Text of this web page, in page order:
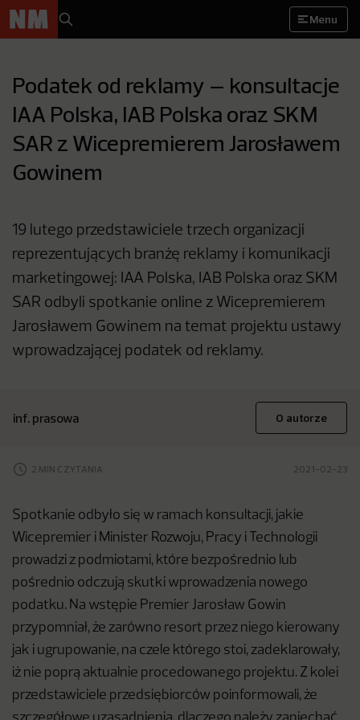
Menu
Podatek od reklamy – konsultacje
IAA Polska, IAB Polska oraz SKM
SAR z Wicepremierem Jarosławem
Gowinem
19 lutego przedstawiciele trzech organizacji
reprezentujących branżę reklamy i komunikacji
marketingowej: IAA Polska, IAB Polska oraz SKM
SAR odbyli spotkanie online z Wicepremierem
Jarosławem Gowinem na temat projektu ustawy
wprowadzającej podatek od reklamy.
inf. prasowa O autorze
2 MIN CZYTANIA 2021-02-23
Spotkanie odbyło się w ramach konsultacji, jakie
Wicepremier i Minister Rozwoju, Pracy i Technologii
prowadzi z podmiotami, które bezpośrednio lub
pośrednio odczują skutki wprowadzenia nowego
podatku. Na wstępie Premier Jarosław Gowin
przypomniał, że zarówno resort przez niego kierowany
jak i ugrupowanie, na czele którego stoi, zadeklarowały,
iż nie poprą aktualnie procedowanego projektu. Z kolei
przedstawiciele przedsiębiorców poinformowali, że